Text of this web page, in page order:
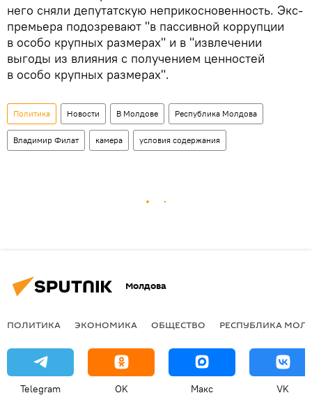
него сняли депутатскую неприкосновенность. Экс-
премьера подозревают "в пассивной коррупции
в особо крупных размерах" и в "извлечении
выгоды из влияния с получением ценностей
в особо крупных размерах".
Политика Новости В Молдове Республика Молдова
Владимир Филат камера условия содержания
Молдова
ПОЛИТИКА ЭКОНОМИКА ОБЩЕСТВО РЕСПУБЛИКА
Telegram OK Макс VK